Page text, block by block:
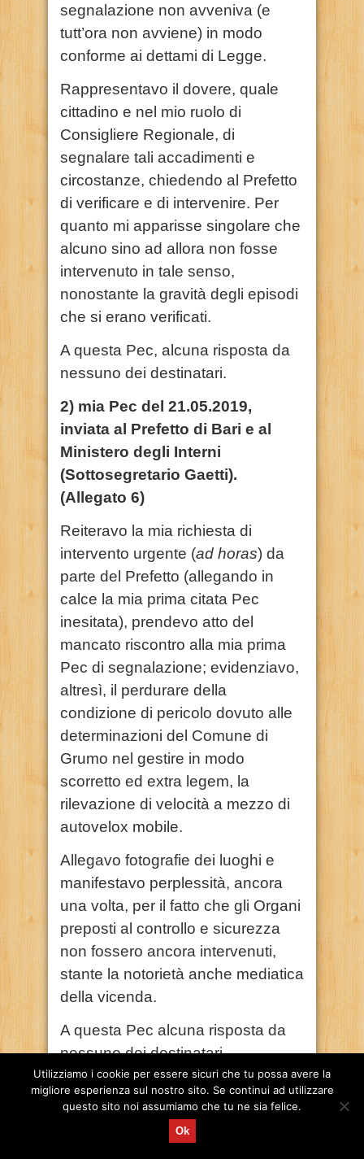
segnalazione non avveniva (e
tutt’ora non avviene) in modo
conforme ai dettami di Legge.
Rappresentavo il dovere, quale
cittadino e nel mio ruolo di
Consigliere Regionale, di
segnalare tali accadimenti e
circostanze, chiedendo al Prefetto
di verificare e di intervenire. Per
quanto mi apparisse singolare che
alcuno sino ad allora non fosse
intervenuto in tale senso,
nonostante la gravità degli episodi
che si erano verificati.
A questa Pec, alcuna risposta da
nessuno dei destinatari.
2) mia Pec del 21.05.2019,
inviata al Prefetto di Bari e al
Ministero degli Interni
(Sottosegretario Gaetti).
(Allegato 6)
Reiteravo la mia richiesta di
intervento urgente (ad horas) da
parte del Prefetto (allegando in
calce la mia prima citata Pec
inesitata), prendevo atto del
mancato riscontro alla mia prima
Pec di segnalazione; evidenziavo,
altresì, il perdurare della
condizione di pericolo dovuto alle
determinazioni del Comune di
Grumo nel gestire in modo
scorretto ed extra legem, la
rilevazione di velocità a mezzo di
autovelox mobile.
Allegavo fotografie dei luoghi e
manifestavo perplessità, ancora
una volta, per il fatto che gli Organi
preposti al controllo e sicurezza
non fossero ancora intervenuti,
stante la notorietà anche mediatica
della vicenda.
A questa Pec alcuna risposta da
nessuno dei destinatari.
3) mia Pec del 04.06.2019,
inviata al Sindaco del Comune
di Grumo (protocollo, area
Utilizziamo i cookie per essere sicuri che tu possa avere la
migliore esperienza sul nostro sito. Se continui ad utilizzare
questo sito noi assumiamo che tu ne sia felice.
Ok